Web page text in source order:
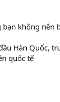
bạn không nên
Hàn Quốc,
quốc tế